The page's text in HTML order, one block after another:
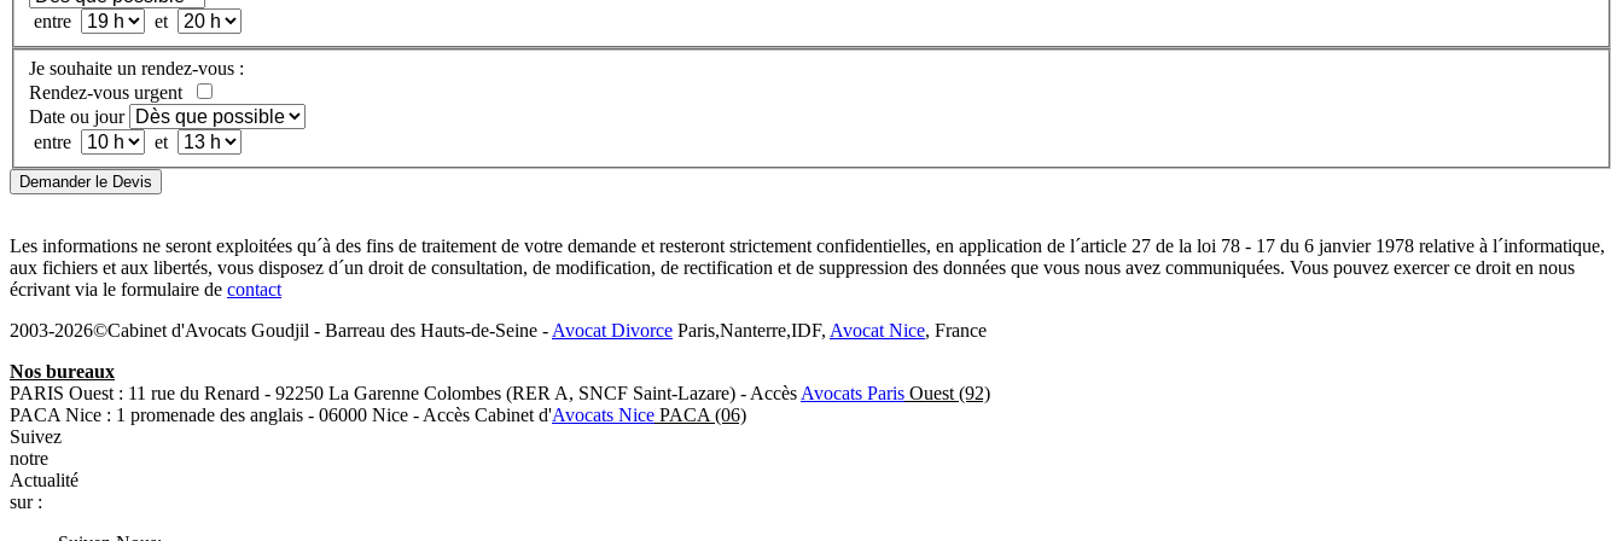
entre et
Je souhaite un rendez-vous :
Rendez-vous urgent
Date ou jour
entre
et
Demander le Devis
Les informations ne seront exploitées qu´à des fins de traitement de votre demande et resteront strictement confidentielles, en application de l´article 27 de la loi 78 - 17 du 6 janvier 1978 relative à l´informatique,
aux fichiers et aux libertés, vous disposez d´un droit de consultation, de modification, de rectification et de suppression des données que vous nous avez communiquées. Vous pouvez exercer ce droit en nous
écrivant via le formulaire de contact
2003-2026©Cabinet d'Avocats Goudjil - Barreau des Hauts-de-Seine - Avocat Divorce Paris,Nanterre,IDF, Avocat Nice, France
Nos bureaux
PARIS Ouest : 11 rue du Renard - 92250 La Garenne Colombes (RER A, SNCF Saint-Lazare) - Accès Avocats Paris Ouest (92)
PACA Nice : 1 promenade des anglais - 06000 Nice - Accès Cabinet d'Avocats Nice PACA (06)
Suivez
notre
Actualité
sur :